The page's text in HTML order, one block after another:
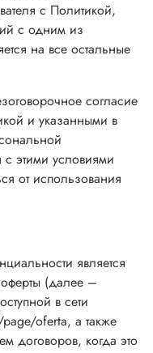
с Политикой,
с одним из
на все остальные
согласие
и указанными в
этими условиями
от использования
является
(далее –
в сети
oferta, а также
договоров, когда это